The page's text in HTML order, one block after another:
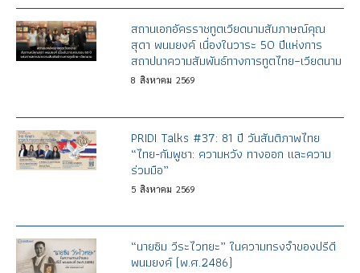
สถานเอกอัครราชทูตเวียดนามสัมภาษณ์คุณ
สุดา พนมยงค์ เนื่องในวาระ 50 ปีแห่งการ
สถาปนาความสัมพันธ์ทางการทูตไทย–เวียดนาม
8 สิงหาคม 2569
PRIDI Talks #37: 81 ปี วันสันติภาพไทย
“ไทย-กัมพูชา: ความหวัง ทางออก และความ
ร่วมมือ”
5 สิงหาคม 2569
“นายซิม วีระไวทยะ” ในความทรงจำของปรีดี
พนมยงค์ (พ.ศ.2486)